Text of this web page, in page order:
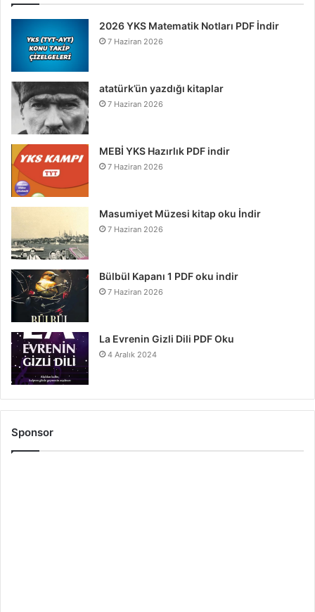
2026 YKS Matematik Notları PDF İndir
7 Haziran 2026
atatürk’ün yazdığı kitaplar
7 Haziran 2026
MEBİ YKS Hazırlık PDF indir
7 Haziran 2026
Masumiyet Müzesi kitap oku İndir
7 Haziran 2026
Bülbül Kapanı 1 PDF oku indir
7 Haziran 2026
La Evrenin Gizli Dili PDF Oku
4 Aralık 2024
Sponsor